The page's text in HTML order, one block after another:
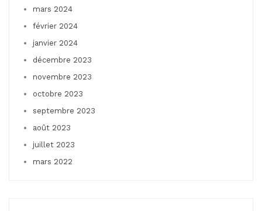
mars 2024
février 2024
janvier 2024
décembre 2023
novembre 2023
octobre 2023
septembre 2023
août 2023
juillet 2023
mars 2022